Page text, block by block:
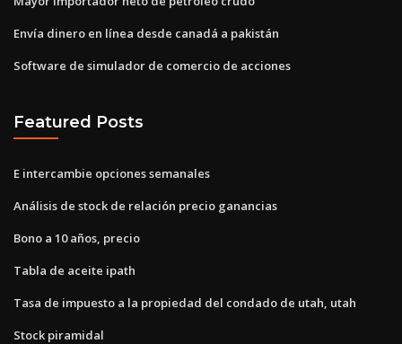
Envía dinero en línea desde canadá a pakistán
Software de simulador de comercio de acciones
Featured Posts
E intercambie opciones semanales
Análisis de stock de relación precio ganancias
Bono a 10 años, precio
Tabla de aceite ipath
Tasa de impuesto a la propiedad del condado de utah, utah
Stock piramidal